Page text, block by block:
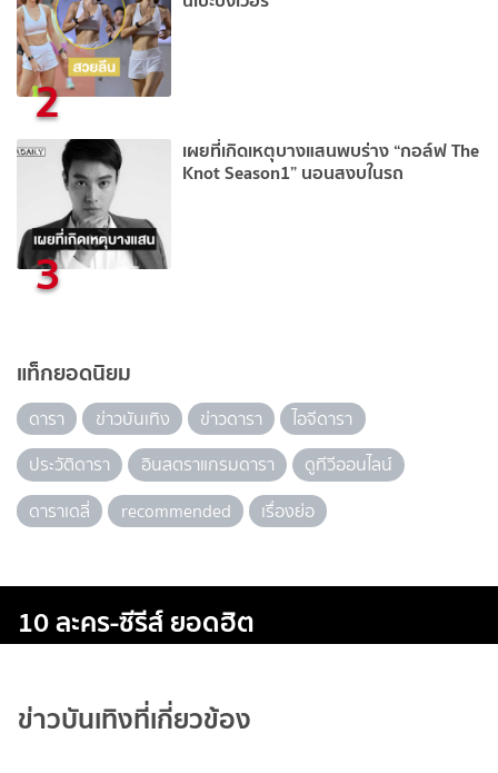
2
3
เผยที่เกิดเหตุบางแสนพบร่าง “กอล์ฟ The
Knot Season1” นอนสงบในรถ
แท็กยอดนิยม
ดารา ข่าวบันเทิง ข่าวดารา
ไอจีดารา
ประวัติดารา
อินสตราแกรมดารา
ดูทีวีออนไลน์
ดาราเดลี่
recommended เรื่องย่อ
10 ละคร-ซีรีส์ ยอดฮิต
ข่าวบันเทิงที่เกี่ยวข้อง